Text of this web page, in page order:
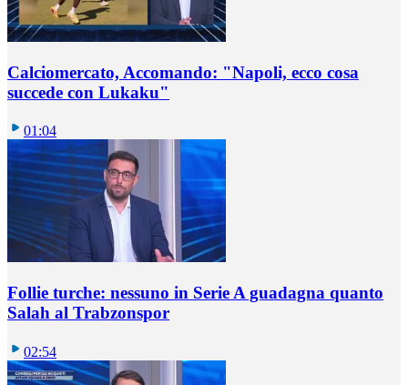
Calciomercato, Accomando: "Napoli, ecco cosa
succede con Lukaku"
01:04
Follie turche: nessuno in Serie A guadagna quanto
Salah al Trabzonspor
02:54